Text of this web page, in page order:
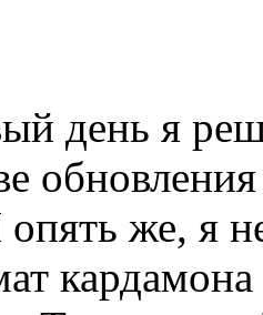
день я
же, я